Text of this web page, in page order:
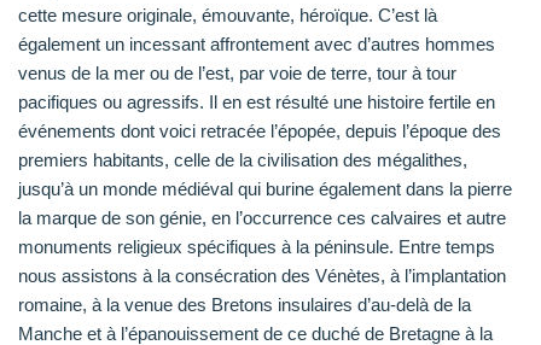
cette mesure originale, émouvante, héroïque. C’est là
également un incessant affrontement avec d’autres hommes
venus de la mer ou de l’est, par voie de terre, tour à tour
pacifiques ou agressifs. Il en est résulté une histoire fertile en
événements dont voici retracée l’épopée, depuis l’époque des
premiers habitants, celle de la civilisation des mégalithes,
jusqu’à un monde médiéval qui burine également dans la pierre
la marque de son génie, en l’occurrence ces calvaires et autre
monuments religieux spécifiques à la péninsule. Entre temps
nous assistons à la consécration des Vénètes, à l’implantation
romaine, à la venue des Bretons insulaires d’au-delà de la
Manche et à l’épanouissement de ce duché de Bretagne à la